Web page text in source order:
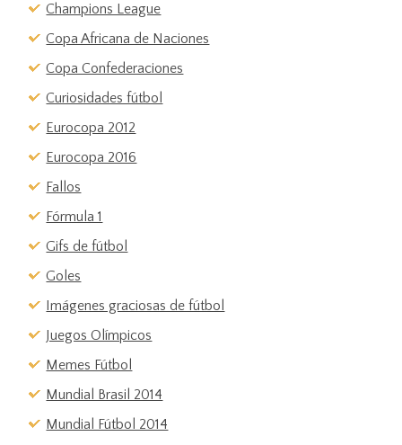
Champions League
Copa Africana de Naciones
Copa Confederaciones
Curiosidades fútbol
Eurocopa 2012
Eurocopa 2016
Fallos
Fórmula 1
Gifs de fútbol
Goles
Imágenes graciosas de fútbol
Juegos Olímpicos
Memes Fútbol
Mundial Brasil 2014
Mundial Fútbol 2014